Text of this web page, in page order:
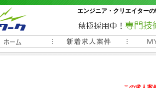
エンジニア・クリエイター
常時3000件以上の求人情報